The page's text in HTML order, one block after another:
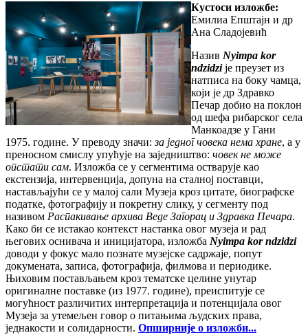
Кустоси изложбе:
Емилиа Епштајн и др
Ана Сладојевић
Назив Nyimpa kor
ndzidziје преузет из
натписа на боку чамца,
који је др Здравко
Печар добио на поклон
од шефа рибарског села
Манкоадзе у Гани
1975. године. У преводу значи:за једног човека нема хране, а у
преносном смислу упућује на заједништво: човек не може
опстати сам. Изложба се у сегментима остварује као
екстензија, интервенција, допуна на сталној поставци,
настављајући се у малој сали Музеја кроз цитате, биографске
податке, фотографију и покретну слику, у сегменту под
називом Распакивање архива Веде Загорац и Здравка Печара.
Како би се истакао контекст настанка овог музеја и рад
његових оснивача и иницијатора, изложба Nyimpa kor ndzidzi
доводи у фокус мало познате музејске садржаје, попут
докумената, записа, фотографија, филмова и периодике.
Њиховим постављањем кроз тематске целине унутар
оригиналне поставке (из 1977. гoдинe), преиспитује се
могућност различитих интерпретација и потенцијала овог
Музеја за утемељен говор о питањима људских права,
једнакости и солидарности. Опширније о изложби...